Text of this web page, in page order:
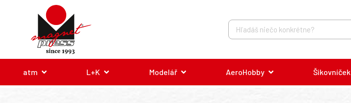
atm L+K Modelář AeroHobby Šikovníček